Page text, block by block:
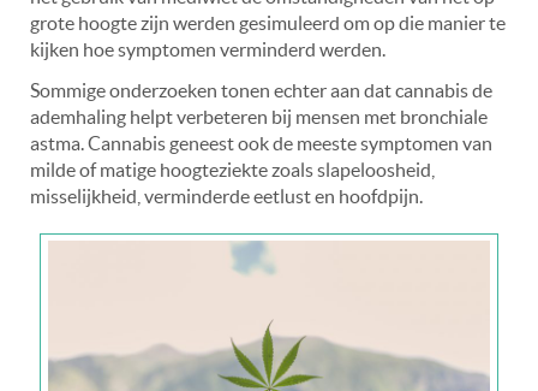
grote hoogte zijn werden gesimuleerd om op die manier te
kijken hoe symptomen verminderd werden.
Sommige onderzoeken tonen echter aan dat cannabis de
ademhaling helpt verbeteren bij mensen met bronchiale
astma. Cannabis geneest ook de meeste symptomen van
milde of matige hoogteziekte zoals slapeloosheid,
misselijkheid, verminderde eetlust en hoofdpijn.